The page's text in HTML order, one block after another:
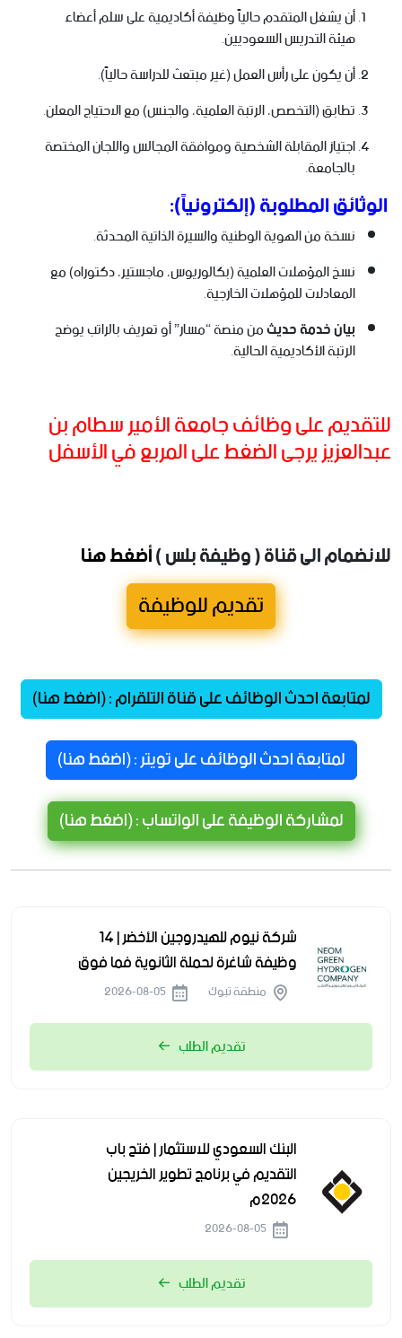
أن يشغل المتقدم حالياً وظيفة أكاديمية على سلم أعضاء
هيئة التدريس السعوديين.
أن يكون على رأس العمل (غير مبتعث للدراسة حالياً).
تطابق (التخصص، الرتبة العلمية، والجنس) مع الاحتياج المعلن.
اجتياز المقابلة الشخصية وموافقة المجالس واللجان المختصة
بالجامعة.
الوثائق المطلوبة (إلكترونياً):
نسخة من الهوية الوطنية والسيرة الذاتية المحدثة.
نسخ المؤهلات العلمية (بكالوريوس، ماجستير، دكتوراه) مع
المعادلات للمؤهلات الخارجية.
بيان خدمة حديثمن منصة “مسار” أو تعريف بالراتب يوضح
الرتبة الأكاديمية الحالية.
للتقديم على وظائف جامعة الأمير سطام بن
عبدالعزيز يرجى الضغط على المربع في الأسفل
للانضمام الى قناة ( وظيفة بلس )أضغط هنا
تقديم للوظيفة
لمتابعة احدث الوظائف على قناة التلقرام : (اضغط هنا)
لمتابعة احدث الوظائف على تويتر : (اضغط هنا)
لمشاركة الوظيفة على الواتساب : (اضغط هنا)
شركة نيوم للهيدروجين الأخضر | 14
وظيفة شاغرة لحملة الثانوية فما فوق
منطقة تبوك
تقديم الطلب
البنك السعودي للاستثمار | فتح باب
التقديم في برنامج تطوير الخريجين
2026م
تقديم الطلب